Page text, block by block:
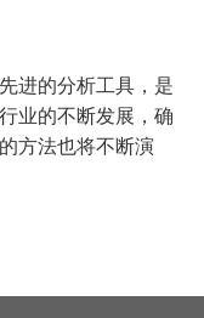
进的分析工具，是
业的不断发展，确
方法也将不断演